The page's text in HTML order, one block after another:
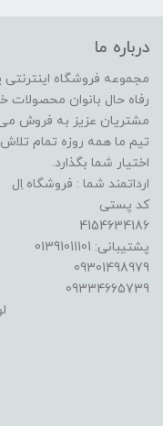
درباره ما
مجموعه فروشگاه اینترنتی
رفاه حال بانوان محصولات
مشتریان عزیز به فروش
تیم ما همه روزه تمام
اختیار شما بگذارد.
ارداتمند شما : فروشگاه اِل
کد پستی
4154634186
پشتیبانی: 01391011101
09301498979
09334665739